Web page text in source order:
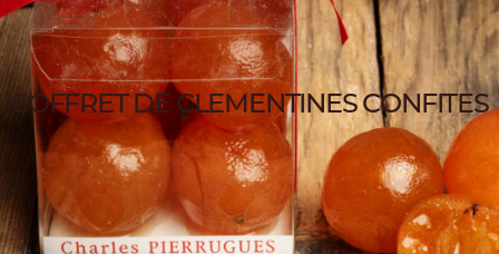
COFFRET DE CLEMENTINES CONFITES